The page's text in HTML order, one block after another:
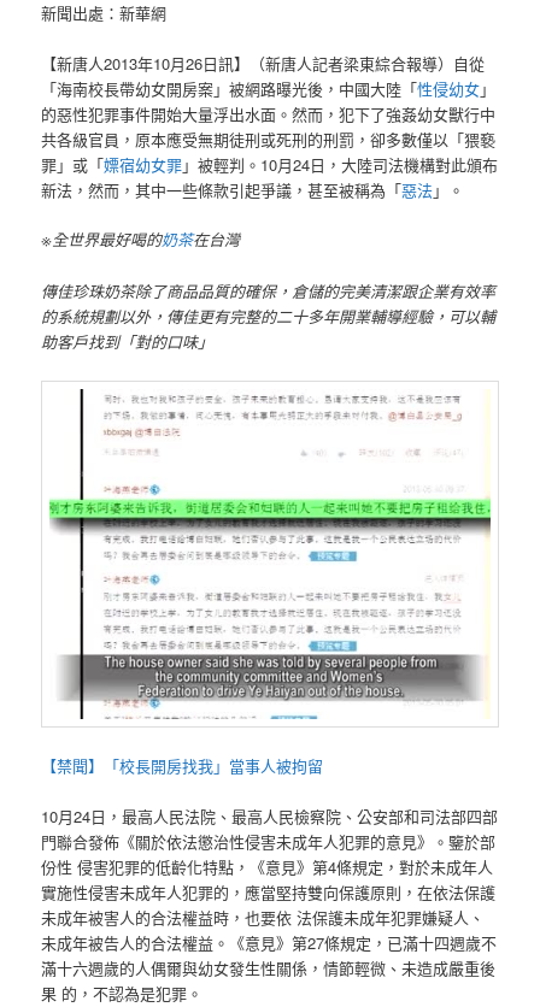
新聞出處：新華網
【新唐人2013年10月26日訊】（新唐人記者梁東綜合報導）自從
「海南校長帶幼女開房案」被網路曝光後，中國大陸「性侵幼女」
的惡性犯罪事件開始大量浮出水面。然而，犯下了強姦幼女獸行中
共各級官員，原本應受無期徒刑或死刑的刑罰，卻多數僅以「猥褻
罪」或「嫖宿幼女罪」被輕判。10月24日，大陸司法機構對此頒布
新法，然而，其中一些條款引起爭議，甚至被稱為「惡法」。
※全世界最好喝的奶茶在台灣
傳佳珍珠奶茶除了商品品質的確保，倉儲的完美清潔跟企業有效率
的系統規劃以外，傳佳更有完整的二十多年開業輔導經驗，可以輔
助客戶找到「對的口味」
【禁聞】「校長開房找我」當事人被拘留
10月24日，最高人民法院、最高人民檢察院、公安部和司法部四部
門聯合發佈《關於依法懲治性侵害未成年人犯罪的意見》。鑒於部
份性 侵害犯罪的低齡化特點，《意見》第4條規定，對於未成年人
實施性侵害未成年人犯罪的，應當堅持雙向保護原則，在依法保護
未成年被害人的合法權益時，也要依 法保護未成年犯罪嫌疑人、
未成年被告人的合法權益。《意見》第27條規定，已滿十四週歲不
滿十六週歲的人偶爾與幼女發生性關係，情節輕微、未造成嚴重後
果 的，不認為是犯罪。